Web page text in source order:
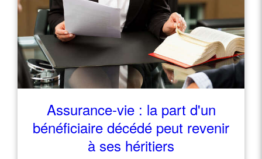
Assurance-vie : la part d'un
bénéficiaire décédé peut revenir
à ses héritiers